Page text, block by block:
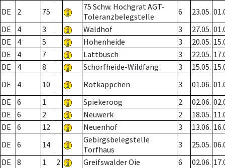
DE
2 75
75 Schw. Hochgrat AGT-
Toleranzbelegstelle
6 23.05.
DE
4 3 Waldhof 3 27.05.
DE
4 5 Hohenheide 3 20.05.
DE
4 7 Lattbusch 3 22.05.
DE
4 8 Schorfheide-Wildfang 3 15.05.
DE
4 10 Rotkäppchen 3 01.06.
DE
6 1 Spiekeroog 2 02.06.
DE
6 2 Neuwerk 2 18.05.
DE
6 12 Neuenhof 3 13.06.
DE
6 14
Gebirgsbelegstelle
Torfhaus
3 25.05.
DE
8 1 2 Greifswalder Oie 6 02.06.